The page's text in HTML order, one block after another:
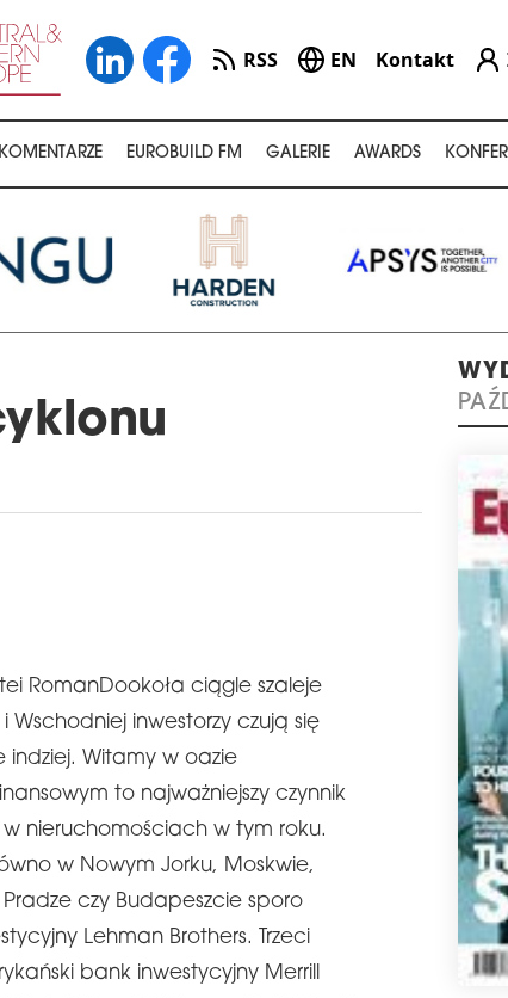
RSS EN Kontakt
KOMENTARZE EUROBUILD FM GALERIE AWARDS
RomanDookoła ciągle szaleje
inwestorzy czują się
Witamy w oazie
to najważniejszy czynnik
w nieruchomościach w tym roku.
w Nowym Jorku, Moskwie,
czy Budapeszcie sporo
Lehman Brothers. Trzeci
bank inwestycyjny Merrill